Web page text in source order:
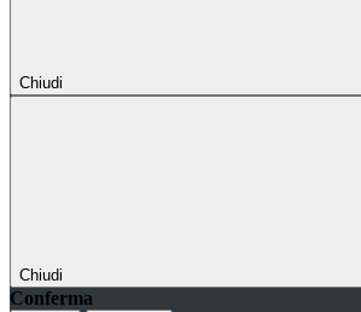
Chiudi
Chiudi
Conferma